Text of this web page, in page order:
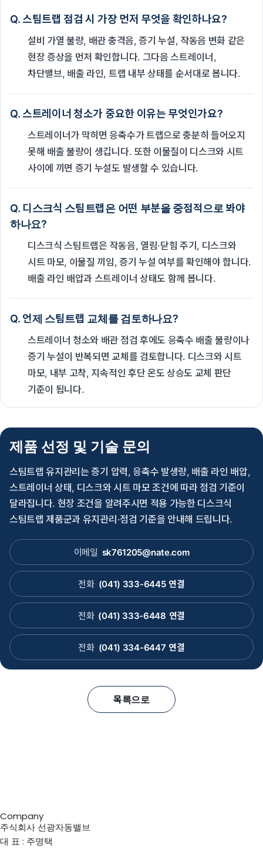
Q. 스팀트랩 점검 시 가장 먼저 무엇을 확인하나요?
설비 가열 불량, 배관 충격음, 증기 누설, 작동음 변화 같은
현장 증상을 먼저 확인합니다. 그다음 스트레이너,
차단밸브, 배출 라인, 트랩 내부 상태를 순서대로 봅니다.
Q. 스트레이너 청소가 중요한 이유는 무엇인가요?
스트레이너가 막히면 응축수가 트랩으로 충분히 들어오지
못해 배출 불량이 생깁니다. 또한 이물질이 디스크와 시트
사이에 끼면 증기 누설도 발생할 수 있습니다.
Q. 디스크식 스팀트랩은 어떤 부분을 중점적으로 봐야
하나요?
디스크식 스팀트랩은 작동음, 열림·닫힘 주기, 디스크와
시트 마모, 이물질 끼임, 증기 누설 여부를 확인해야 합니다.
배출 라인 배압과 스트레이너 상태도 함께 봅니다.
Q. 언제 스팀트랩 교체를 검토하나요?
스트레이너 청소와 배관 점검 후에도 응축수 배출 불량이나
증기 누설이 반복되면 교체를 검토합니다. 디스크와 시트
마모, 내부 고착, 지속적인 후단 온도 상승도 교체 판단
기준이 됩니다.
제품 선정 및 기술 문의
스팀트랩 유지관리는 증기 압력, 응축수 발생량, 배출 라인 배압,
스트레이너 상태, 디스크와 시트 마모 조건에 따라 점검 기준이
달라집니다. 현장 조건을 알려주시면 적용 가능한 디스크식
스팀트랩 제품군과 유지관리·점검 기준을 안내해 드립니다.
이메일 sk761205@nate.com
전화 (041) 333-6445 연결
전화 (041) 333-6448 연결
전화 (041) 334-6447 연결
목록으로
Company
주식회사 선광자동밸브
대 표 : 주명택